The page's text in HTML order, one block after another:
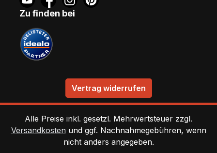
Zu finden bei
Vertrag widerrufen
Alle Preise inkl. gesetzl. Mehrwertsteuer zzgl.
Versandkosten und ggf. Nachnahmegebühren, wenn
nicht anders angegeben.